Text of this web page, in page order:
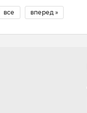
все вперед »